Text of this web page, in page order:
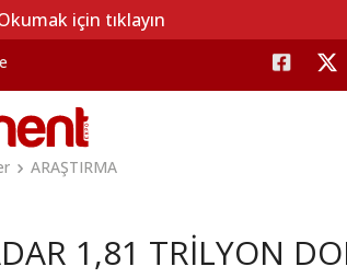
için tıklayın
ARAŞTIRMA
1,81 TRİLYON